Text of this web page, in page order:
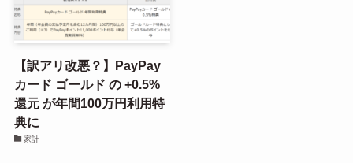
【訳アリ改悪？】PayPay
カード ゴールド の +0.5%
還元 が年間100万円利用特
典に
家計